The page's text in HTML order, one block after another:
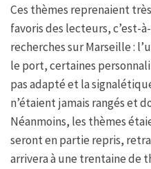
Ces thèmes reprenaient
favoris des lecteurs, c’est-
recherches sur Marseille :
le port, certaines
pas adapté et la
n’étaient jamais rangés et
Néanmoins, les thèmes
seront en partie repris,
arrivera à une trentaine de